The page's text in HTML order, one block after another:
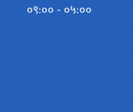
०९:०० - ०५:००